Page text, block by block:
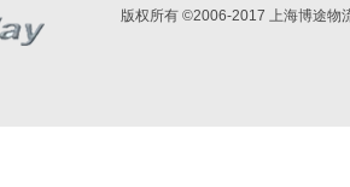
版权所有 ©2006-2017 上海博途物